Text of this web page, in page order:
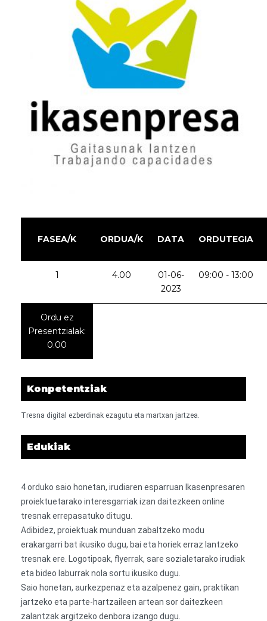
FASEA/K ORDUA/K DATA ORDUTEGIA
1 4.00
01-06-
2023
09:00 - 13:00
Ordu ez
Presentzialak:
0.00
Konpetentziak
Tresna digital ezberdinak ezagutu eta martxan jartzea.
Edukiak
4 orduko saio honetan, irudiaren esparruan Ikasenpresaren
proiektuetarako interesgarriak izan daitezkeen online
tresnak errepasatuko ditugu.
Adibidez, proiektuak munduan zabaltzeko modu
erakargarri bat ikusiko dugu, bai eta horiek erraz lantzeko
tresnak ere. Logotipoak, flyerrak, sare sozialetarako irudiak
eta bideo laburrak nola sortu ikusiko dugu.
Saio honetan, aurkezpenaz eta azalpenez gain, praktikan
jartzeko eta parte-hartzaileen artean sor daitezkeen
zalantzak argitzeko denbora izango dugu.